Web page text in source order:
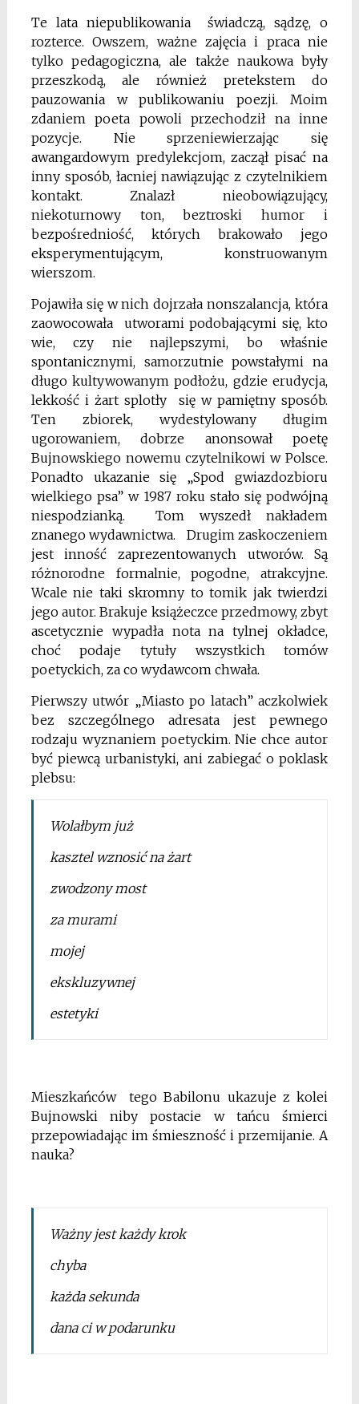
Te lata niepublikowania świadczą, sądzę, o
rozterce. Owszem, ważne zajęcia i praca nie
tylko pedagogiczna, ale także naukowa były
przeszkodą, ale również pretekstem do
pauzowania w publikowaniu poezji. Moim
zdaniem poeta powoli przechodził na inne
pozycje. Nie sprzeniewierzając się
awangardowym predylekcjom, zaczął pisać na
inny sposób, łacniej nawiązując z czytelnikiem
kontakt. Znalazł nieobowiązujący,
niekoturnowy ton, beztroski humor i
bezpośredniość, których brakowało jego
eksperymentującym, konstruowanym
wierszom.
Pojawiła się w nich dojrzała nonszalancja, która
zaowocowała utworami podobającymi się, kto
wie, czy nie najlepszymi, bo właśnie
spontanicznymi, samorzutnie powstałymi na
długo kultywowanym podłożu, gdzie erudycja,
lekkość i żart splotły się w pamiętny sposób.
Ten zbiorek, wydestylowany długim
ugorowaniem, dobrze anonsował poetę
Bujnowskiego nowemu czytelnikowi w Polsce.
Ponadto ukazanie się „Spod gwiazdozbioru
wielkiego psa” w 1987 roku stało się podwójną
niespodzianką. Tom wyszedł nakładem
znanego wydawnictwa. Drugim zaskoczeniem
jest inność zaprezentowanych utworów. Są
różnorodne formalnie, pogodne, atrakcyjne.
Wcale nie taki skromny to tomik jak twierdzi
jego autor. Brakuje książeczce przedmowy, zbyt
ascetycznie wypadła nota na tylnej okładce,
choć podaje tytuły wszystkich tomów
poetyckich, za co wydawcom chwała.
Pierwszy utwór „Miasto po latach” aczkolwiek
bez szczególnego adresata jest pewnego
rodzaju wyznaniem poetyckim. Nie chce autor
być piewcą urbanistyki, ani zabiegać o poklask
plebsu:
Wolałbym już
kasztel wznosić na żart
zwodzony most
za murami
mojej
ekskluzywnej
estetyki
Mieszkańców tego Babilonu ukazuje z kolei
Bujnowski niby postacie w tańcu śmierci
przepowiadając im śmieszność i przemijanie. A
nauka?
Ważny jest każdy krok
chyba
każda sekunda
dana ci w podarunku